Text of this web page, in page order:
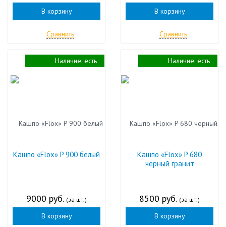
В корзину
Сравнить
В корзину
Сравнить
Кашпо «Flox» P 900 белый
9000 руб. (за шт.)
В корзину
Наличие: есть
Кашпо «Flox» P 680
черный гранит
8500 руб. (за шт.)
В корзину
Наличие: есть